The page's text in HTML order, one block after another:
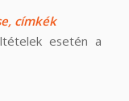
címkék
esetén a